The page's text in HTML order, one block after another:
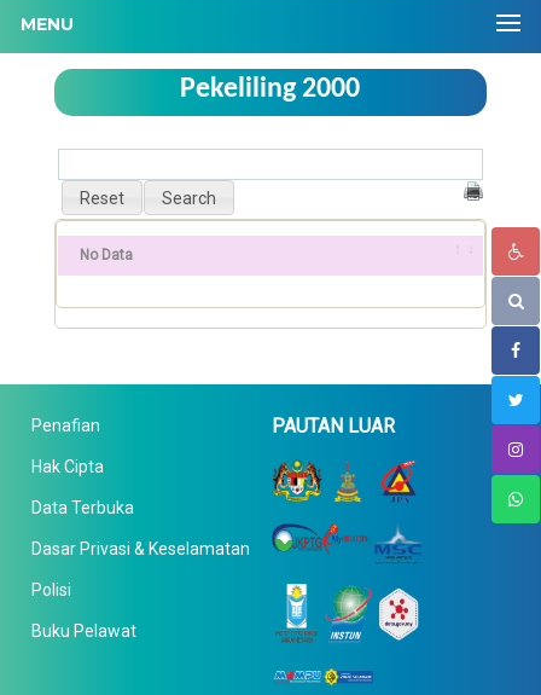
MENU
Pekeliling 2000
No Data
Penafian
Hak Cipta
Data Terbuka
Dasar Privasi & Keselamatan
Polisi
Buku Pelawat
PAUTAN LUAR